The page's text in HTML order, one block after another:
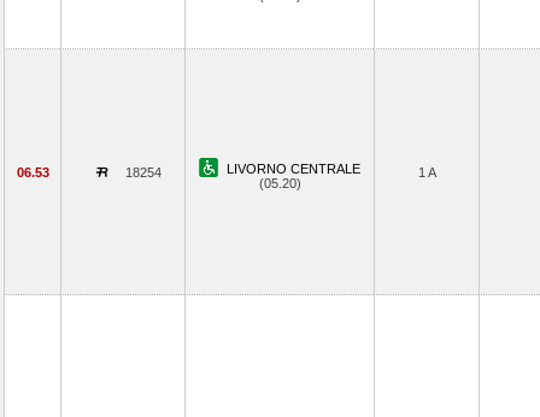
06.53 18254
LIVORNO CENTRALE
(05.20)
1 A